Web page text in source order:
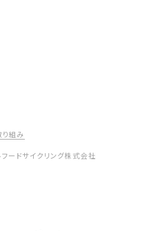
ードサイクリング株式会社
組み